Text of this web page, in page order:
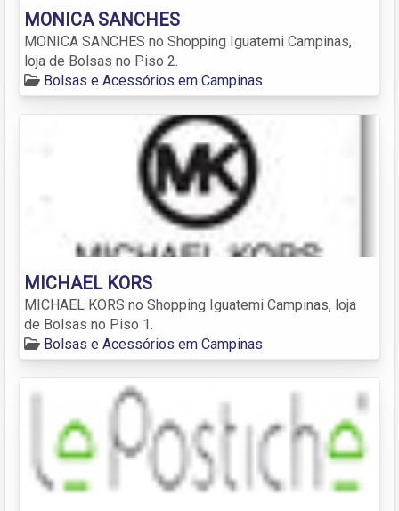
MONICA SANCHES
MONICA SANCHES no Shopping Iguatemi Campinas,
loja de Bolsas no Piso 2.
Bolsas e Acessórios em Campinas
MICHAEL KORS
MICHAEL KORS no Shopping Iguatemi Campinas, loja
de Bolsas no Piso 1.
Bolsas e Acessórios em Campinas